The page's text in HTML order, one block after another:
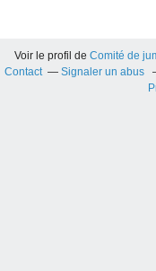
Voir le profil de Comité de
Contact
Signaler un abus